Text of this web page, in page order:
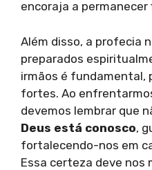
encoraja a permanecer
Além disso, a profecia
preparados
irmãos é fundamental,
fortes. Ao
devemos lembrar que
Deus está conosco,
fortalecendo-nos em
Essa certeza deve nos